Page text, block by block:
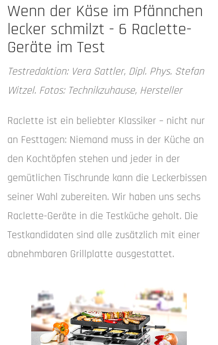
Wenn der Käse im Pfännchen
lecker schmilzt - 6 Raclette-
Geräte im Test
Testredaktion: Vera Sattler, Dipl. Phys. Stefan
Witzel. Fotos: Technikzuhause, Hersteller
Raclette ist ein beliebter Klassiker – nicht nur
an Festtagen: Niemand muss in der Küche an
den Kochtöpfen stehen und jeder in der
gemütlichen Tischrunde kann die Leckerbissen
seiner Wahl zubereiten. Wir haben uns sechs
Raclette-Geräte in die Testküche geholt. Die
Testkandidaten sind alle zusätzlich mit einer
abnehmbaren Grillplatte ausgestattet.